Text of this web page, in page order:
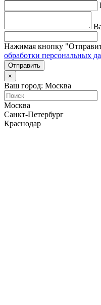
Нажимая кнопку
обработки персональных
Отправить
×
Ваш город: Москва
Москва
Санкт-Петербург
Краснодар